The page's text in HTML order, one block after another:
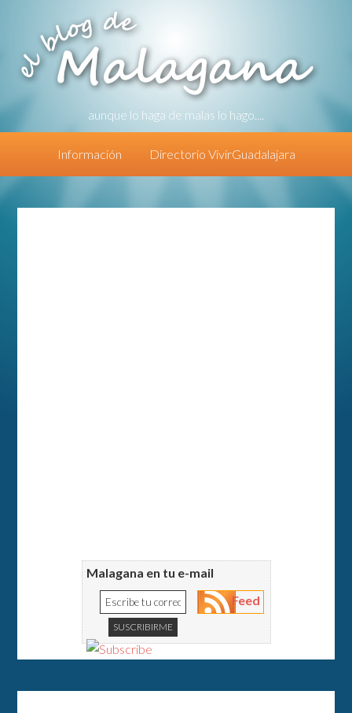
aunque lo haga de malas lo hago....
Información Directorio VivirGuadalajara
Malagana en tu e-mail
Feed